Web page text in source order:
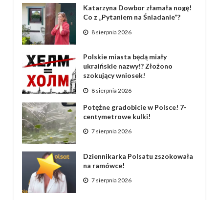
Katarzyna Dowbor złamała nogę!
Co z „Pytaniem na Śniadanie”?
8 sierpnia 2026
Polskie miasta będą miały
ukraińskie nazwy!? Złożono
szokujący wniosek!
8 sierpnia 2026
Potężne gradobicie w Polsce! 7-
centymetrowe kulki!
7 sierpnia 2026
Dziennikarka Polsatu zszokowała
na ramówce!
7 sierpnia 2026